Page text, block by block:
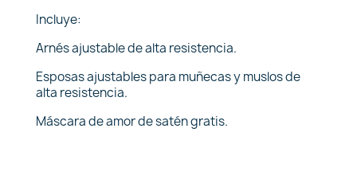
Incluye:
Arnés ajustable de alta resistencia.
Esposas ajustables para muñecas y muslos de
alta resistencia.
Máscara de amor de satén gratis.